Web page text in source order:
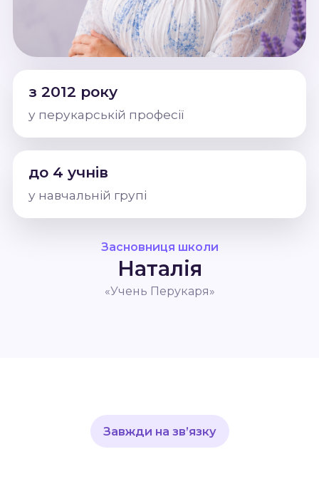
з 2012 року
у перукарській професії
до 4 учнів
у навчальній групі
Засновниця школи
Наталія
«Учень Перукаря»
Завжди на зв’язку